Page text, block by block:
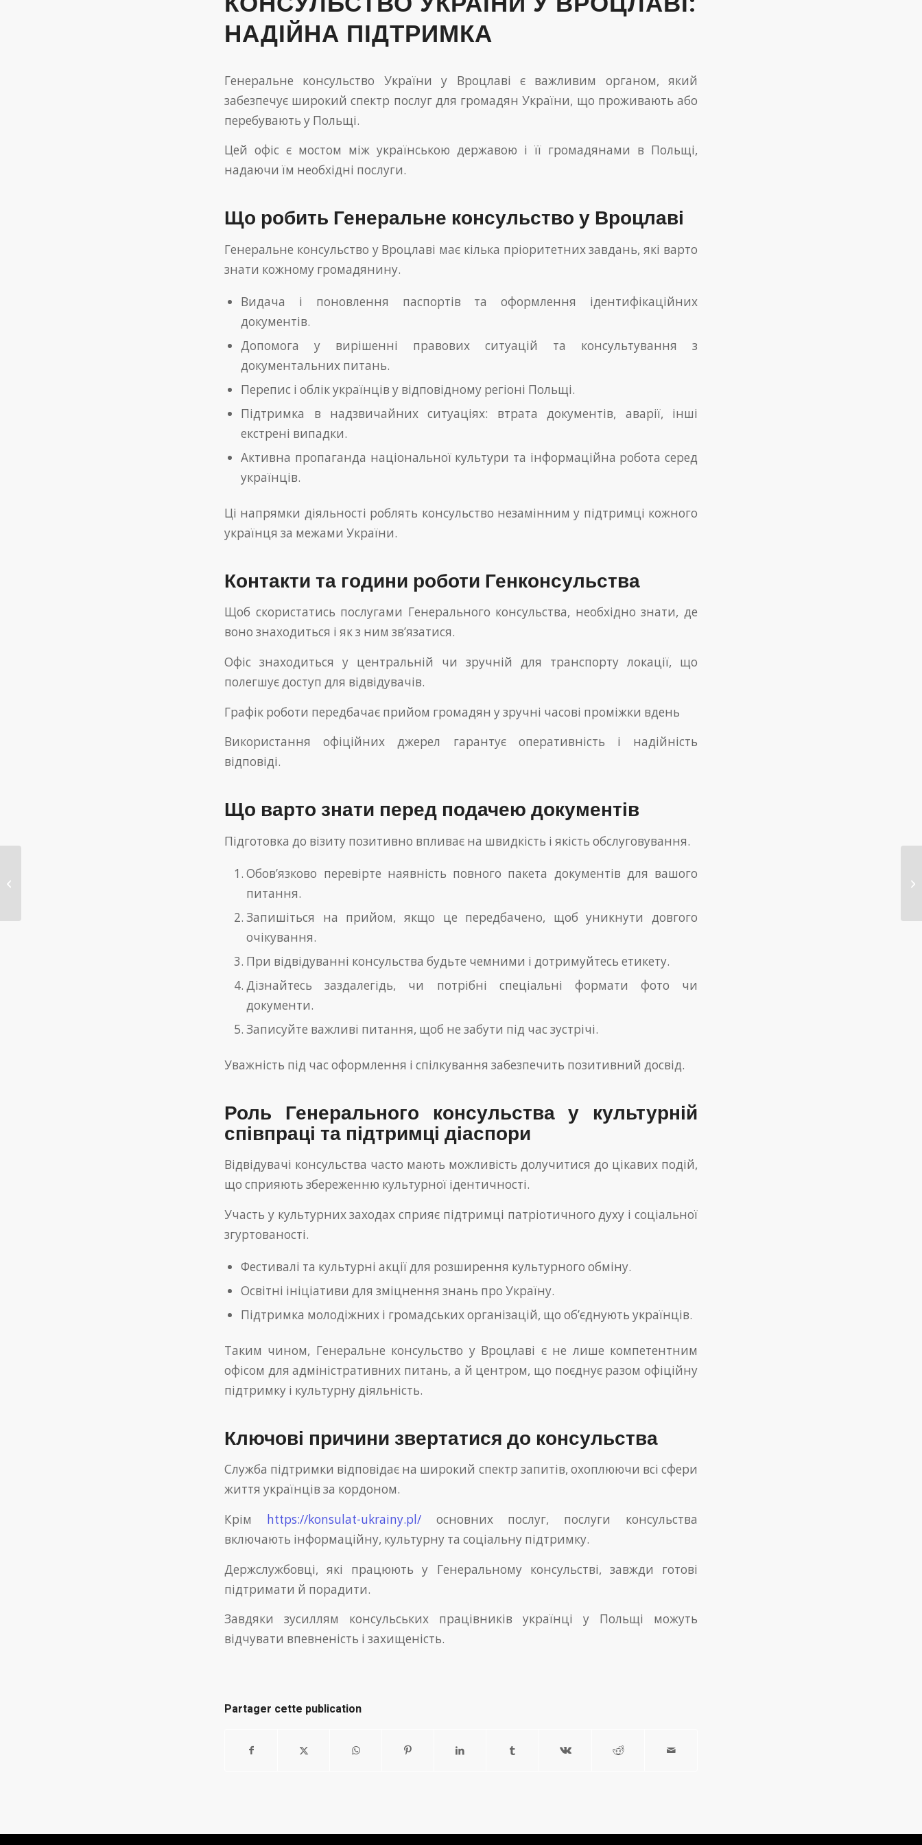
НАДІЙНА ПІДТРИМКА
Генеральне консульство України у Вроцлаві є важливим органом, який
забезпечує широкий спектр послуг для громадян України, що проживають або
перебувають у Польщі.
Цей офіс є мостом між українською державою і її громадянами в Польщі,
надаючи їм необхідні послуги.
Що робить Генеральне консульство у Вроцлаві
Генеральне консульство у Вроцлаві має кілька пріоритетних завдань, які варто
знати кожному громадянину.
Видача і поновлення паспортів та оформлення ідентифікаційних
документів.
Допомога у вирішенні правових ситуацій та консультування з
документальних питань.
Перепис і облік українців у відповідному регіоні Польщі.
Підтримка в надзвичайних ситуаціях: втрата документів, аварії, інші
екстрені випадки.
Активна пропаганда національної культури та інформаційна робота серед
українців.
Ці напрямки діяльності роблять консульство незамінним у підтримці кожного
українця за межами України.
Контакти та години роботи Генконсульства
Щоб скористатись послугами Генерального консульства, необхідно знати, де
воно знаходиться і як з ним зв’язатися.
Офіс знаходиться у центральній чи зручній для транспорту локації, що
полегшує доступ для відвідувачів.
Графік роботи передбачає прийом громадян у зручні часові проміжки вдень
Використання офіційних джерел гарантує оперативність і надійність
відповіді.
Що варто знати перед подачею документів
Підготовка до візиту позитивно впливає на швидкість і якість обслуговування.
Обов’язково перевірте наявність повного пакета документів для вашого
питання.
Запишіться на прийом, якщо це передбачено, щоб уникнути довгого
очікування.
При відвідуванні консульства будьте чемними і дотримуйтесь етикету.
Дізнайтесь заздалегідь, чи потрібні спеціальні формати фото чи
документи.
Записуйте важливі питання, щоб не забути під час зустрічі.
Уважність під час оформлення і спілкування забезпечить позитивний досвід.
Роль Генерального консульства у культурній
співпраці та підтримці діаспори
Відвідувачі консульства часто мають можливість долучитися до цікавих подій,
що сприяють збереженню культурної ідентичності.
Участь у культурних заходах сприяє підтримці патріотичного духу і соціальної
згуртованості.
Фестивалі та культурні акції для розширення культурного обміну.
Освітні ініціативи для зміцнення знань про Україну.
Підтримка молодіжних і громадських організацій, що об’єднують українців.
Таким чином, Генеральне консульство у Вроцлаві є не лише компетентним
офісом для адміністративних питань, а й центром, що поєднує разом офіційну
підтримку і культурну діяльність.
Ключові причини звертатися до консульства
Служба підтримки відповідає на широкий спектр запитів, охоплюючи всі сфери
життя українців за кордоном.
Крім https://konsulat-ukrainy.pl/основних послуг, послуги консульства
включають інформаційну, культурну та соціальну підтримку.
Держслужбовці, які працюють у Генеральному консульстві, завжди готові
підтримати й порадити.
Завдяки зусиллям консульських працівників українці у Польщі можуть
відчувати впевненість і захищеність.
Partager cette publication